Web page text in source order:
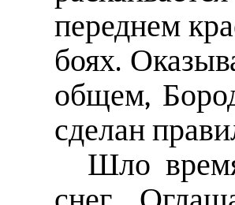
переднем
боях.
общем,
сделан
Шло